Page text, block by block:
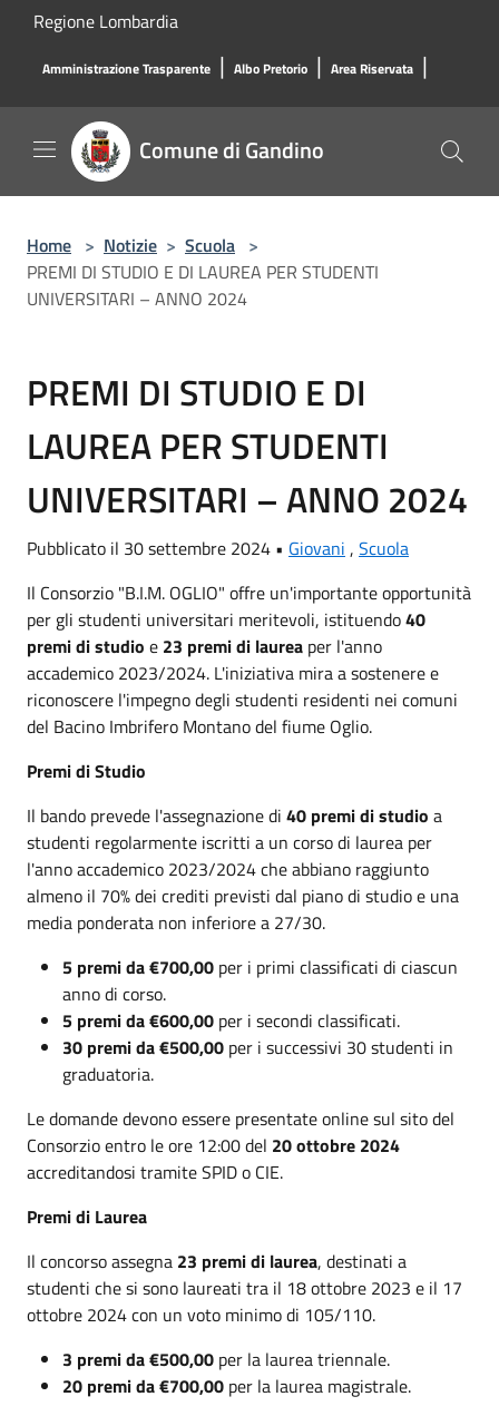
Salta al contenuto principale
Regione Lombardia
Amministrazione Trasparente | Albo Pretorio | Area Riservata |
Comune di Gandino
Home > Notizie > Scuola >
PREMI DI STUDIO E DI LAUREA PER STUDENTI
UNIVERSITARI – ANNO 2024
PREMI DI STUDIO E DI
LAUREA PER STUDENTI
UNIVERSITARI – ANNO 2024
Pubblicato il 30 settembre 2024 • Giovani , Scuola
Il Consorzio "B.I.M. OGLIO" offre un'importante opportunità
per gli studenti universitari meritevoli, istituendo40
premi di studio e 23 premi di laurea per l'anno
accademico 2023/2024. L'iniziativa mira a sostenere e
riconoscere l'impegno degli studenti residenti nei comuni
del Bacino Imbrifero Montano del fiume Oglio.
Premi di Studio
Il bando prevede l'assegnazione di 40 premi di studio a
studenti regolarmente iscritti a un corso di laurea per
l'anno accademico 2023/2024 che abbiano raggiunto
almeno il 70% dei crediti previsti dal piano di studio e una
media ponderata non inferiore a 27/30.
5 premi da €700,00 per i primi classificati di ciascun
anno di corso.
5 premi da €600,00 per i secondi classificati.
30 premi da €500,00 per i successivi 30 studenti in
graduatoria.
Le domande devono essere presentate online sul sito del
Consorzio entro le ore 12:00 del 20 ottobre 2024
accreditandosi tramite SPID o CIE.
Premi di Laurea
Il concorso assegna 23 premi di laurea, destinati a
studenti che si sono laureati tra il 18 ottobre 2023 e il 17
ottobre 2024 con un voto minimo di 105/110.
3 premi da €500,00 per la laurea triennale.
20 premi da €700,00 per la laurea magistrale.